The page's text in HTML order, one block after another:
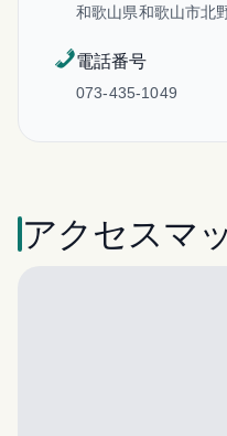
和歌山県和歌山市北
電話番号
073-435-1049
アクセスマ